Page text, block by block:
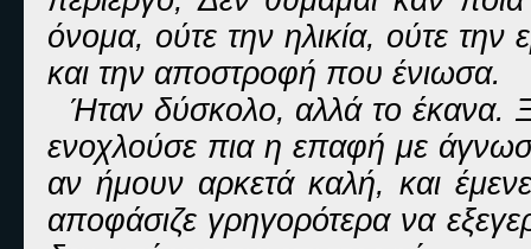
όνομα, ούτε την ηλικία, ούτε
και την αποστροφή που ένιωσα.
Ήταν δύσκολο, αλλά το έκανα.
ενοχλούσε πια η επαφή με
αν ήμουν αρκετά καλή, και
αποφάσιζε γρηγορότερα να